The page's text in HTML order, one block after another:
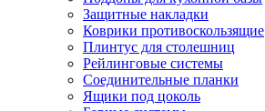
Защитные накладки
Коврики противоскользящие
Плинтус для столешниц
Рейлинговые системы
Соединительные планки
Ящики под цоколь